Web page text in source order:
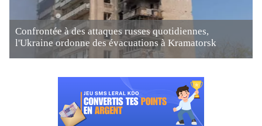
Confrontée à des attaques russes quotidiennes,
l'Ukraine ordonne des évacuations à Kramatorsk